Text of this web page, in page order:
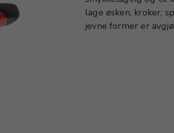
lage øsken, kroker,
jevne former er